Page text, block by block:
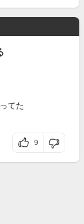
てた
9